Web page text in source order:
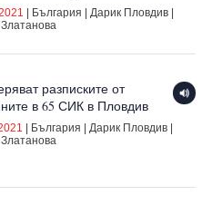
| България | Дарик Пловдив|
разписките от
в 65 СИК в Пловдив
България Дарик Пловдив|